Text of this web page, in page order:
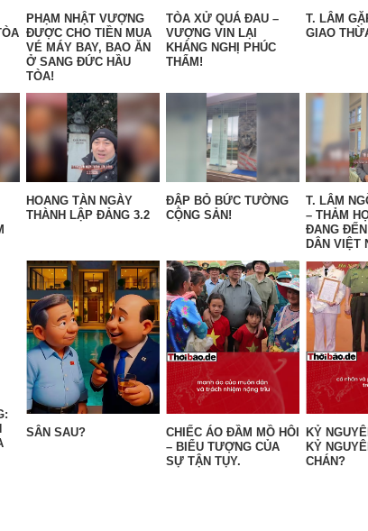
PHẠM NHẬT VƯỢNG
ĐƯỢC CHO TIỀN MUA
VÉ MÁY BAY, BAO ĂN
Ở SANG ĐỨC HẦU
TÒA!
TÒA XỬ QUÁ ĐAU –
VƯỢNG VIN LẠI
KHÁNG NGHỊ PHÚC
THẨM!
T. LÂM
GIAO
HOANG TÀN NGÀY
THÀNH LẬP ĐẢNG 3.2
ĐẬP BỎ BỨC TƯỜNG
CỘNG SẢN!
T. LÂM
– THẢM
ĐANG
DÂN VIỆT
SÂN SAU?
CHIẾC ÁO ĐẦM MỒ HÔI
– BIỂU TƯỢNG CỦA
SỰ TẬN TỤY.
KỶ
KỶ
CHÁN?